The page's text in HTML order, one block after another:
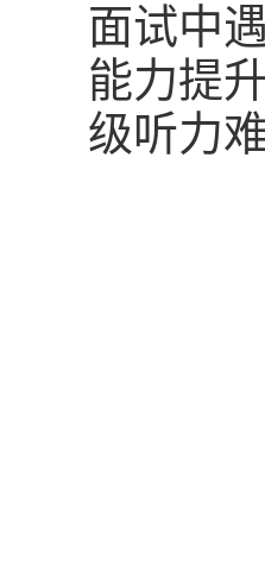
面试中
能力提
级听力